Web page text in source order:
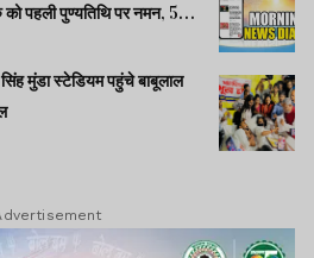
पहली पुण्यतिथि पर नमन, 5
राम मंदिर चढ़ावा चोरी
व वीडियो.
मुंडा स्टेडियम पहुंचे बाबूलाल